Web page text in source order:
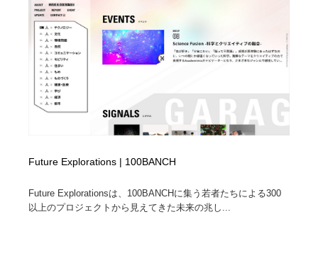
Future Explorations | 100BANCH
Future Explorationsは、100BANCHに集う若者たちによる300
以上のプロジェクトから見えてきた未来の兆し...